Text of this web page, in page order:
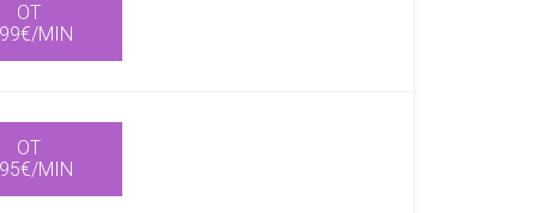
OT
MIN
OT
MIN